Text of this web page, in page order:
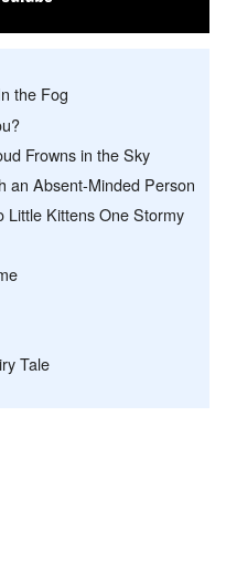
the Fog
Frowns in the Sky
an Absent-Minded Person
Little Kittens One Stormy
Tale